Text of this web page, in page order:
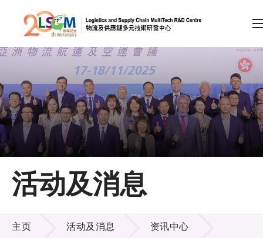
跳到内容（按回车键）
会员登录
A A EN 繁 简
主页
关于LSCM
技术商品化
活动及消息
活动及消息
主页 活动及消息 资讯中心